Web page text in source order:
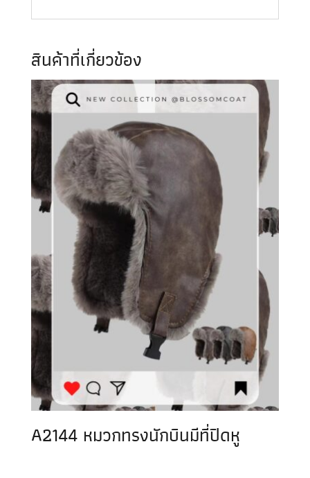
สินค้าที่เกี่ยวข้อง
A2144 หมวกทรงนักบินมีที่ปิดหู